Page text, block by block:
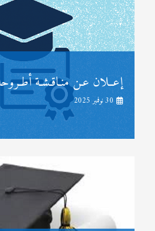
إعــلان عـن منـاقـشـة
30 نوفمبر 2025